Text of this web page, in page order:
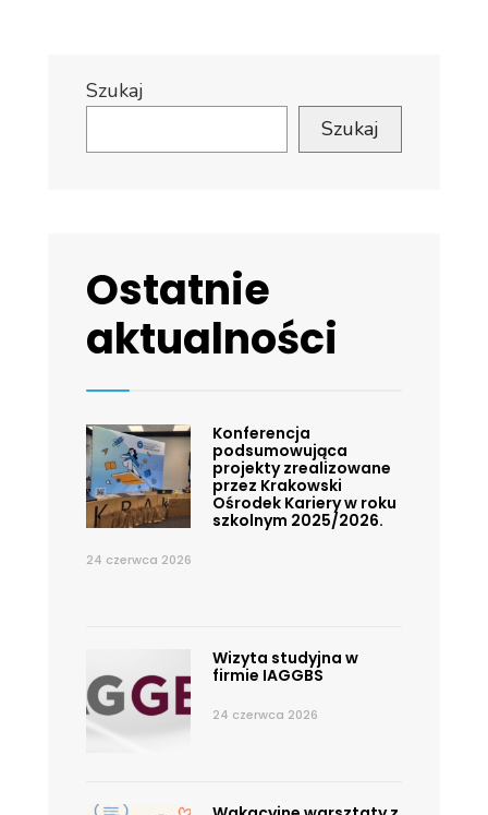
Szukaj
Szukaj
Ostatnie
aktualności
Konferencja
podsumowująca
projekty zrealizowane
przez Krakowski
Ośrodek Kariery w roku
szkolnym 2025/2026.
24 czerwca 2026
Wizyta studyjna w
firmie IAGGBS
24 czerwca 2026